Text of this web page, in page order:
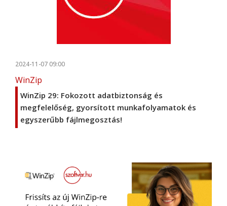
2024-11-07 09:00
WinZip
WinZip 29: Fokozott adatbiztonság és
megfelelőség, gyorsított munkafolyamatok és
egyszerűbb fájlmegosztás!